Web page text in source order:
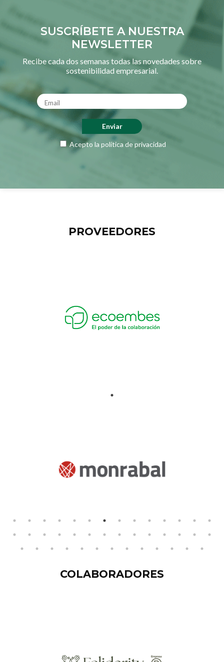
SUSCRÍBETE A NUESTRA
NEWSLETTER
Recibe cada dos semanas todas las novedades sobre
sostenibilidad empresarial.
Acepto la política de privacidad
PROVEEDORES
COLABORADORES